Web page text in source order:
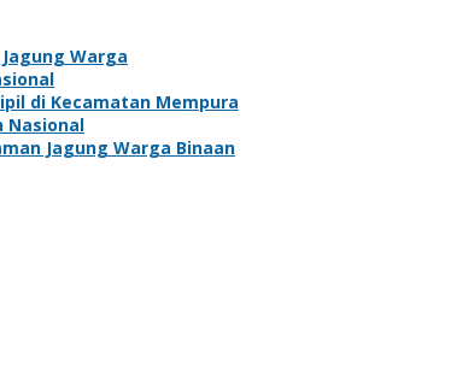
Warga
di Kecamatan Mempura
Nasional
Jagung Warga Binaan